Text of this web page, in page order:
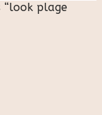
“look plage